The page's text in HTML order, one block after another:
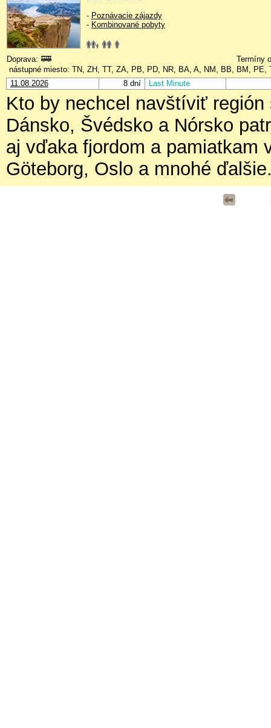
- Poznávacie zájazdy
- Kombinované pobyty
Doprava:
Termíny
nástupné miesto: TN, ZH, TT, ZA, PB, PD, NR, BA, A, NM, BB, BM, PE,
11.08.2026
8 dní Last Minute
Kto by nechcel navštíviť
Dánsko, Švédsko a Nórsko
aj vďaka fjordom a pamiatkam
Göteborg, Oslo a mnohé